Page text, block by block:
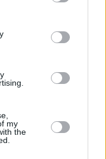
third-party tags to
in below Google
my
the